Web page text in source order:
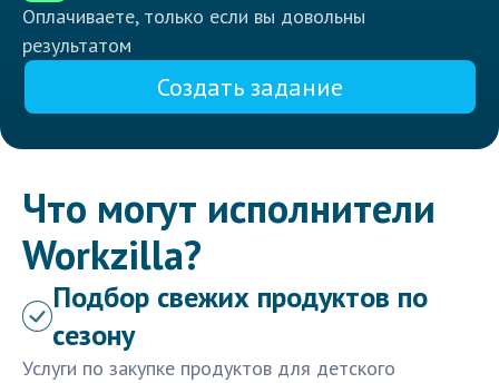
Оплачиваете, только если вы довольны
результатом
Создать задание
Что могут исполнители
Workzilla?
Подбор свежих продуктов по
сезону
Услуги по закупке продуктов для детского